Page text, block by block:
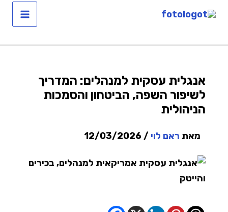
דילוג
אנגלית עסקית למנהלים: המדריך
לשיפור השפה, הביטחון והסמכות
הניהולית
מאת ראם לוי /
12/03/2026